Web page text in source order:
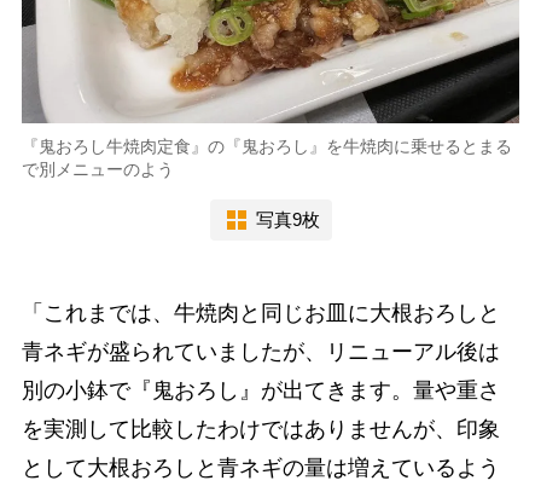
『鬼おろし牛焼肉定食』の『鬼おろし』を牛焼肉に乗せるとまる
で別メニューのよう
写真9枚
「これまでは、牛焼肉と同じお皿に大根おろしと
青ネギが盛られていましたが、リニューアル後は
別の小鉢で『鬼おろし』が出てきます。量や重さ
を実測して比較したわけではありませんが、印象
として大根おろしと青ネギの量は増えているよう